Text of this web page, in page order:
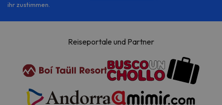
ihr zustimmen.
Reiseportale und Partner